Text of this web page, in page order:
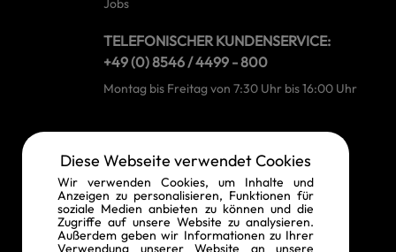
Diese Webseite verwendet Cookies
Wir verwenden Cookies, um Inhalte und
Anzeigen zu personalisieren, Funktionen für
soziale Medien anbieten zu können und die
Zugriffe auf unsere Website zu analysieren.
Außerdem geben wir Informationen zu Ihrer
Verwendung unserer Website an unsere
Jobs
TELEFONISCHER KUNDENSERVICE:
+49 (0) 8546 / 4499 - 800
Montag bis Freitag von 7:30 Uhr bis 16:00 Uhr
Vertrag widerrufen
Datenschutz